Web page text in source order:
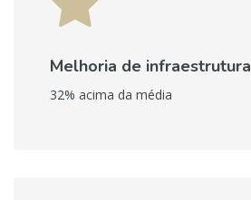
Melhoria de infraestrutura
32% acima da média